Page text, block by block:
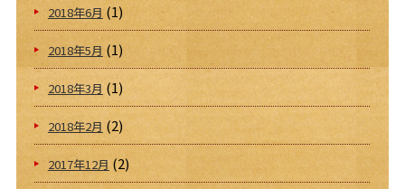
2018年6月(1)
2018年5月 (1)
2018年3月(1)
2018年2月 (2)
2017年12月 (2)